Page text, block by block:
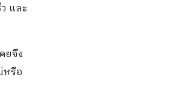
และ
ยจึง
หรือ